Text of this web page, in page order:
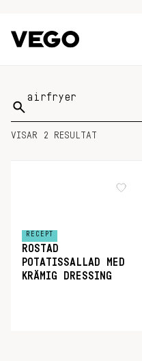
Sök
på:
VISAR 2 RESULTAT
RECEPT
ROSTAD
POTATISSALLAD MED
KRÄMIG DRESSING